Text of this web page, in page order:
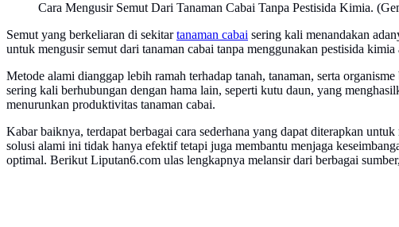
Cara Mengusir Semut Dari Tanaman Cabai Tanpa Pestisida Kimia.
Semut yang berkeliaran di sekitartanaman cabai sering kali menandakan
untuk mengusir semut dari tanaman cabai tanpa menggunakan pestisida
Metode alami dianggap lebih ramah terhadap tanah, tanaman, serta
sering kali berhubungan dengan hama lain, seperti kutu daun, yang
menurunkan produktivitas tanaman cabai.
Kabar baiknya, terdapat berbagai cara sederhana yang dapat diterapkan
solusi alami ini tidak hanya efektif tetapi juga membantu menjaga
optimal. Berikut Liputan6.com ulas lengkapnya melansir dari berbagai